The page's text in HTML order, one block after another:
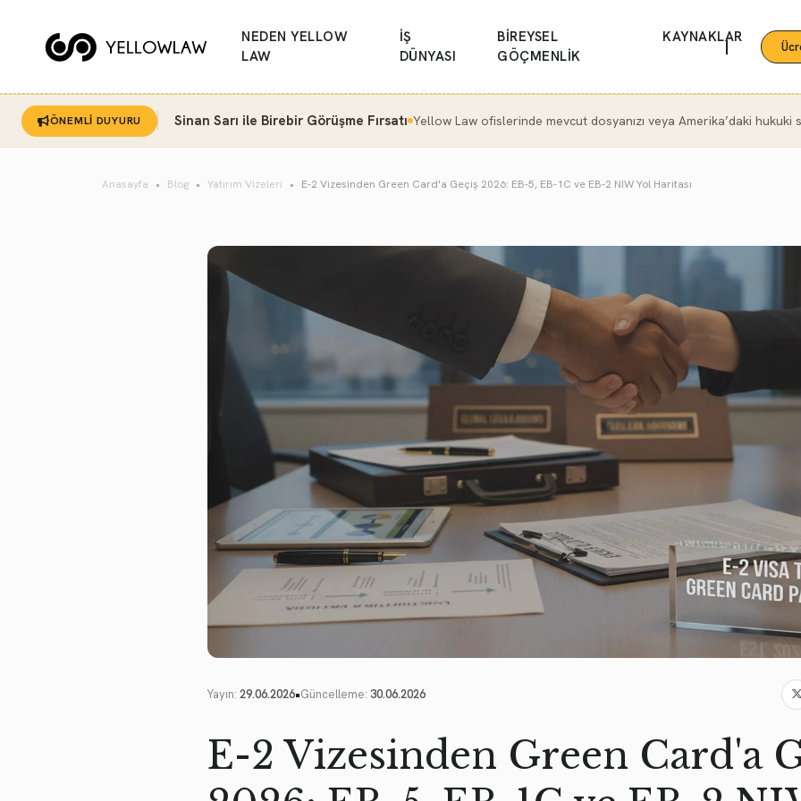
NEDEN YELLOW
LAW
İŞ
DÜNYASI
BİREYSEL
GÖÇMENLİK
KAYNAKLAR
|
ÖNEMLİ DUYURU Sinan Sarı ile Birebir Görüşme Fırsatı Yellow Law ofislerinde mevcut dosyanızı veya Amerika’daki
Anasayfa Blog Yatırım Vizeleri E-2 Vizesinden Green Card'a Geçiş 2026: EB-5, EB-1C ve EB-2 NIW Yol Haritası
Yayın: 29.06.2026•Güncelleme: 30.06.2026
E-2 Vizesinden Green Card'a